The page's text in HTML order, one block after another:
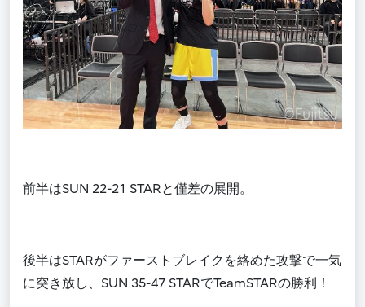
前半はSUN 22-21 STARと僅差の展開。
後半はSTARがファーストブレイクを絡めた攻撃で一気
に突き放し、SUN 35-47 STARでTeamSTARの勝利！